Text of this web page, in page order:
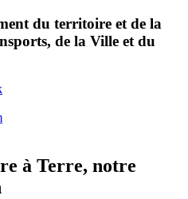
du territoire et de la
de la Ville et du
à Terre, notre